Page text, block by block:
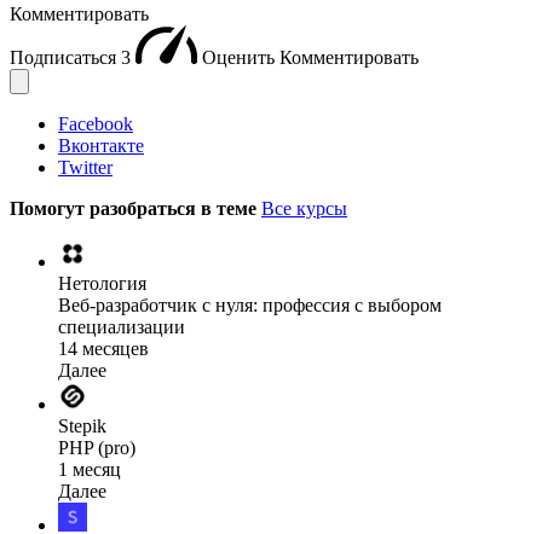
Комментировать
Подписаться 3 Оценить Комментировать
Facebook
Вконтакте
Twitter
Помогут разобраться в теме Все курсы
Нетология
Веб-разработчик с нуля: профессия с выбором
специализации
14 месяцев
Далее
Stepik
PHP (pro)
1 месяц
Далее